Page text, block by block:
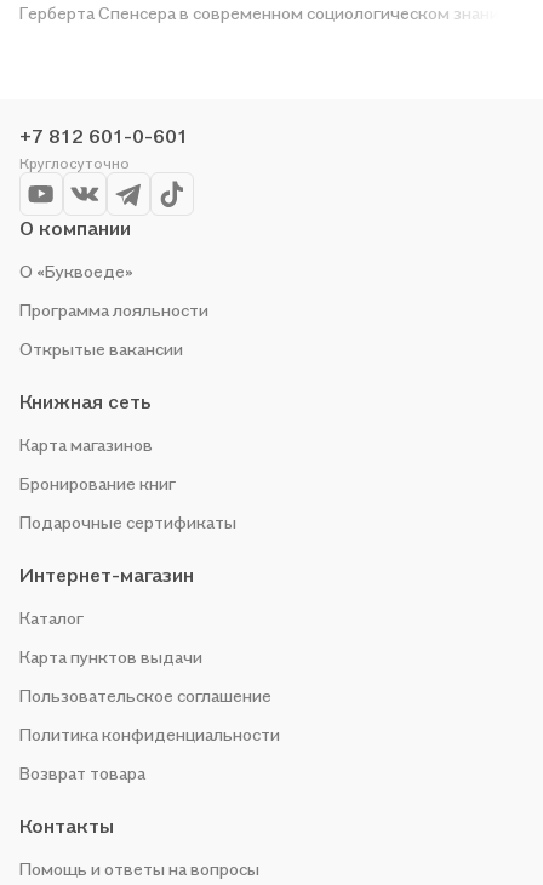
Герберта Спенсера в современном социологическом знании»
чтобы не упустить выгоду!
+7 812 601-0-601
Круглосуточно
О компании
О «Буквоеде»
Программа лояльности
Открытые вакансии
Книжная сеть
Карта магазинов
Бронирование книг
Подарочные сертификаты
Интернет-магазин
Каталог
Карта пунктов выдачи
Пользовательское соглашение
Политика конфиденциальности
Возврат товара
Контакты
Помощь и ответы на вопросы